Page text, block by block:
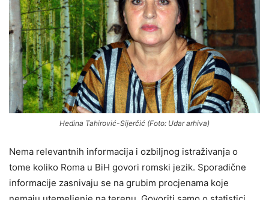
Hedina Tahirović-Sijerčić (Foto: Udar arhiva)
Nema relevantnih informacija i ozbiljnog istraživanja o
tome koliko Roma u BiH govori romski jezik. Sporadične
informacije zasnivaju se na grubim procjenama koje